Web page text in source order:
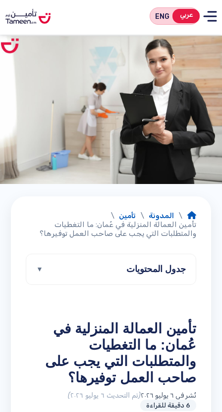
ENG عربي
/ المدونة / تأمين
/
تأمين العمالة المنزلية في عُمان: ما التغطيات
والمتطلبات التي يجب على صاحب العمل توفيرها؟
تأمين العمالة المنزلية في
عُمان: ما التغطيات
والمتطلبات التي يجب على
صاحب العمل توفيرها؟
نُشر في ٦ يوليو ٢٠٢٦ (تم التحديث ٦ يوليو ٢٠٢٦)
6 دقيقة للقراءة
جدول المحتويات ▼